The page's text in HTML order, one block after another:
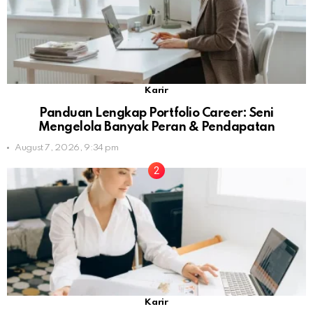
Karir
Panduan Lengkap Portfolio Career: Seni
Mengelola Banyak Peran & Pendapatan
August 7, 2026, 9:34 pm
Karir